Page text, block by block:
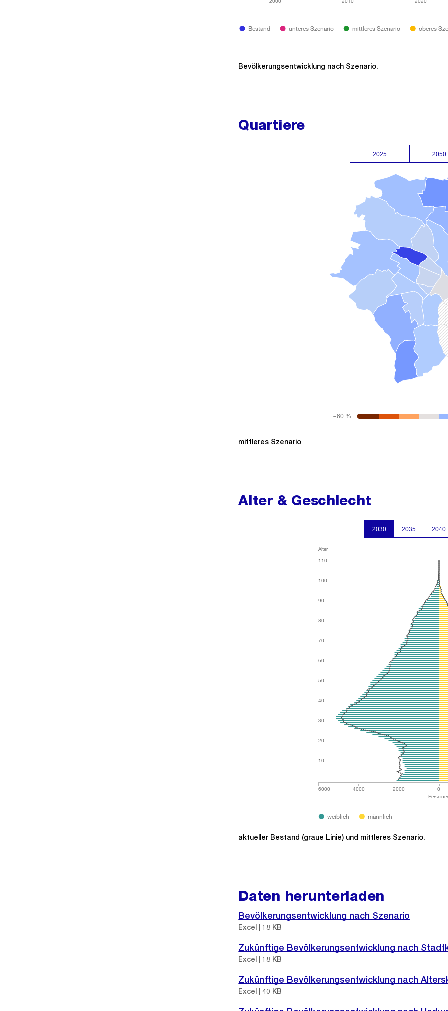
Bestand unteres Szenario mittleres Szenario oberes
Bevölkerungsentwicklung nach Szenario.
Quartiere
−60 %
2025 2050
mittleres Szenario
Alter & Geschlecht
6000 4000 2000 0
10
20
30
40
50
60
70
80
90
100
110
Alter
weiblich männlich
2030 2035 2040
aktueller Bestand (graue Linie) und mittleres Szenario.
Daten herunterladen
Bevölkerungsentwicklung nach Szenario
Excel | 18 KB
Zukünftige Bevölkerungsentwicklung nach
Excel | 18 KB
Zukünftige Bevölkerungsentwicklung nach
Excel | 40 KB